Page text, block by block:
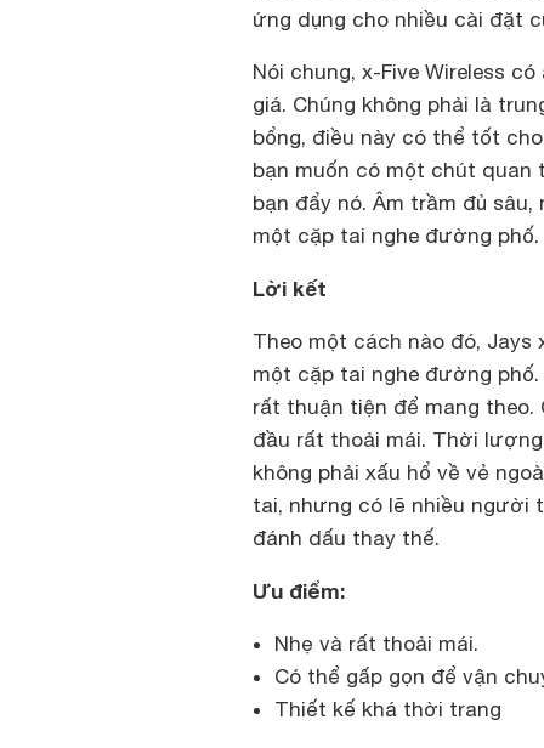
ứng dụng cho nhiều cài đặt
Nói chung, x-Five Wireless
giá. Chúng không phải là
bổng, điều này có thể tốt
bạn muốn có một chút quan
bạn đẩy nó. Âm trầm đủ
một cặp tai nghe đường phố.
Lời kết
Theo một cách nào đó,
một cặp tai nghe đường
rất thuận tiện để mang
đầu rất thoải mái. Thời
không phải xấu hổ về vẻ
tai, nhưng có lẽ nhiều
đánh dấu thay thế.
Ưu điểm:
Nhẹ và rất thoải mái.
Có thể gấp gọn để vận
Thiết kế khá thời trang